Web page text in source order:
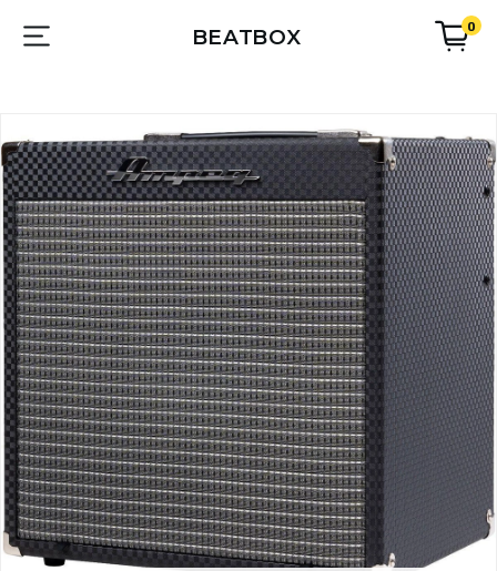
BEATBOX 0